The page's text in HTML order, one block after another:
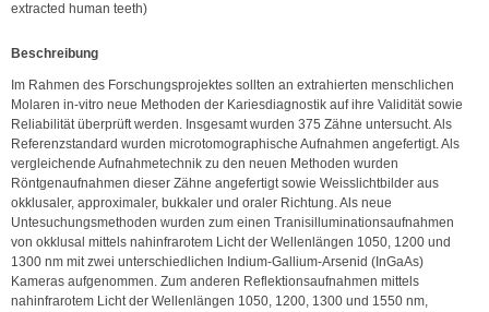
extracted human teeth)
Be­schrei­bung
Im Rahmen des Forschungsprojektes sollten an extrahierten menschlichen
Molaren in-vitro neue Methoden der Kariesdiagnostik auf ihre Validität sowie
Reliabilität überprüft werden. Insgesamt wurden 375 Zähne untersucht. Als
Referenzstandard wurden microtomographische Aufnahmen angefertigt. Als
vergleichende Aufnahmetechnik zu den neuen Methoden wurden
Röntgenaufnahmen dieser Zähne angefertigt sowie Weisslichtbilder aus
okklusaler, approximaler, bukkaler und oraler Richtung. Als neue
Untesuchungsmethoden wurden zum einen Tranisilluminationsaufnahmen
von okklusal mittels nahinfrarotem Licht der Wellenlängen 1050, 1200 und
1300 nm mit zwei unterschiedlichen Indium-Gallium-Arsenid (InGaAs)
Kameras aufgenommen. Zum anderen Reflektionsaufnahmen mittels
nahinfrarotem Licht der Wellenlängen 1050, 1200, 1300 und 1550 nm,